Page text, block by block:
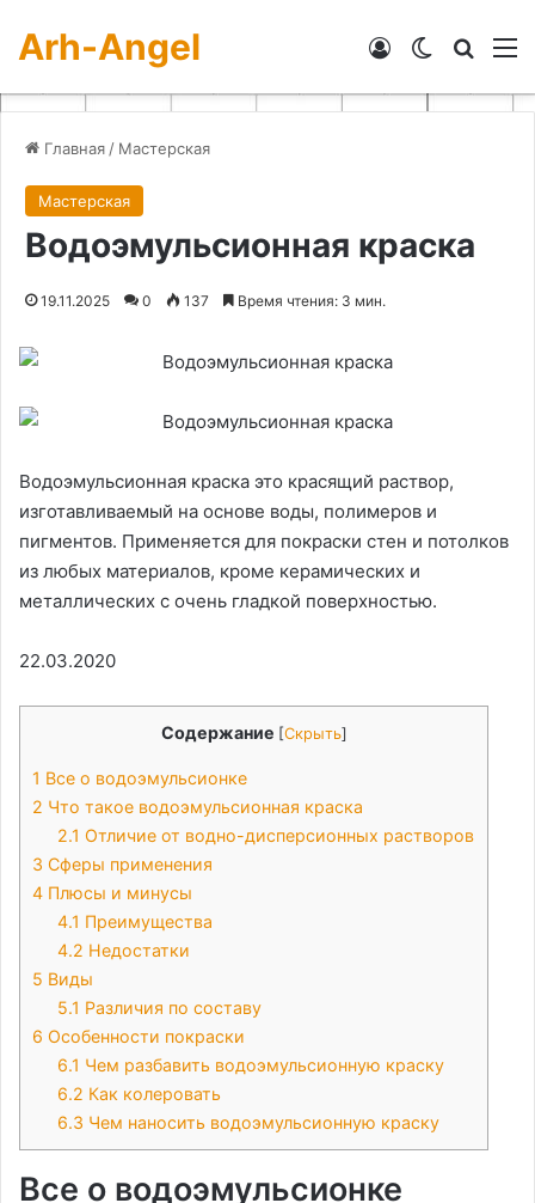
Arh-Angel Switch skin
Войти
Главная / Мастерская
Мастерская
Водоэмульсионная краска
19.11.2025 0 137 Время чтения: 3 мин.
Водоэмульсионная краска это красящий раствор,
изготавливаемый на основе воды, полимеров и
пигментов. Применяется для покраски стен и потолков
из любых материалов, кроме керамических и
металлических с очень гладкой поверхностью.
22.03.2020
Содержание [Скрыть]
1 Все о водоэмульсионке
2 Что такое водоэмульсионная краска
2.1 Отличие от водно-дисперсионных растворов
3 Сферы применения
4 Плюсы и минусы
4.1 Преимущества
4.2 Недостатки
5 Виды
5.1 Различия по составу
6 Особенности покраски
6.1 Чем разбавить водоэмульсионную краску
6.2 Как колеровать
6.3 Чем наносить водоэмульсионную краску
Все о водоэмульсионке